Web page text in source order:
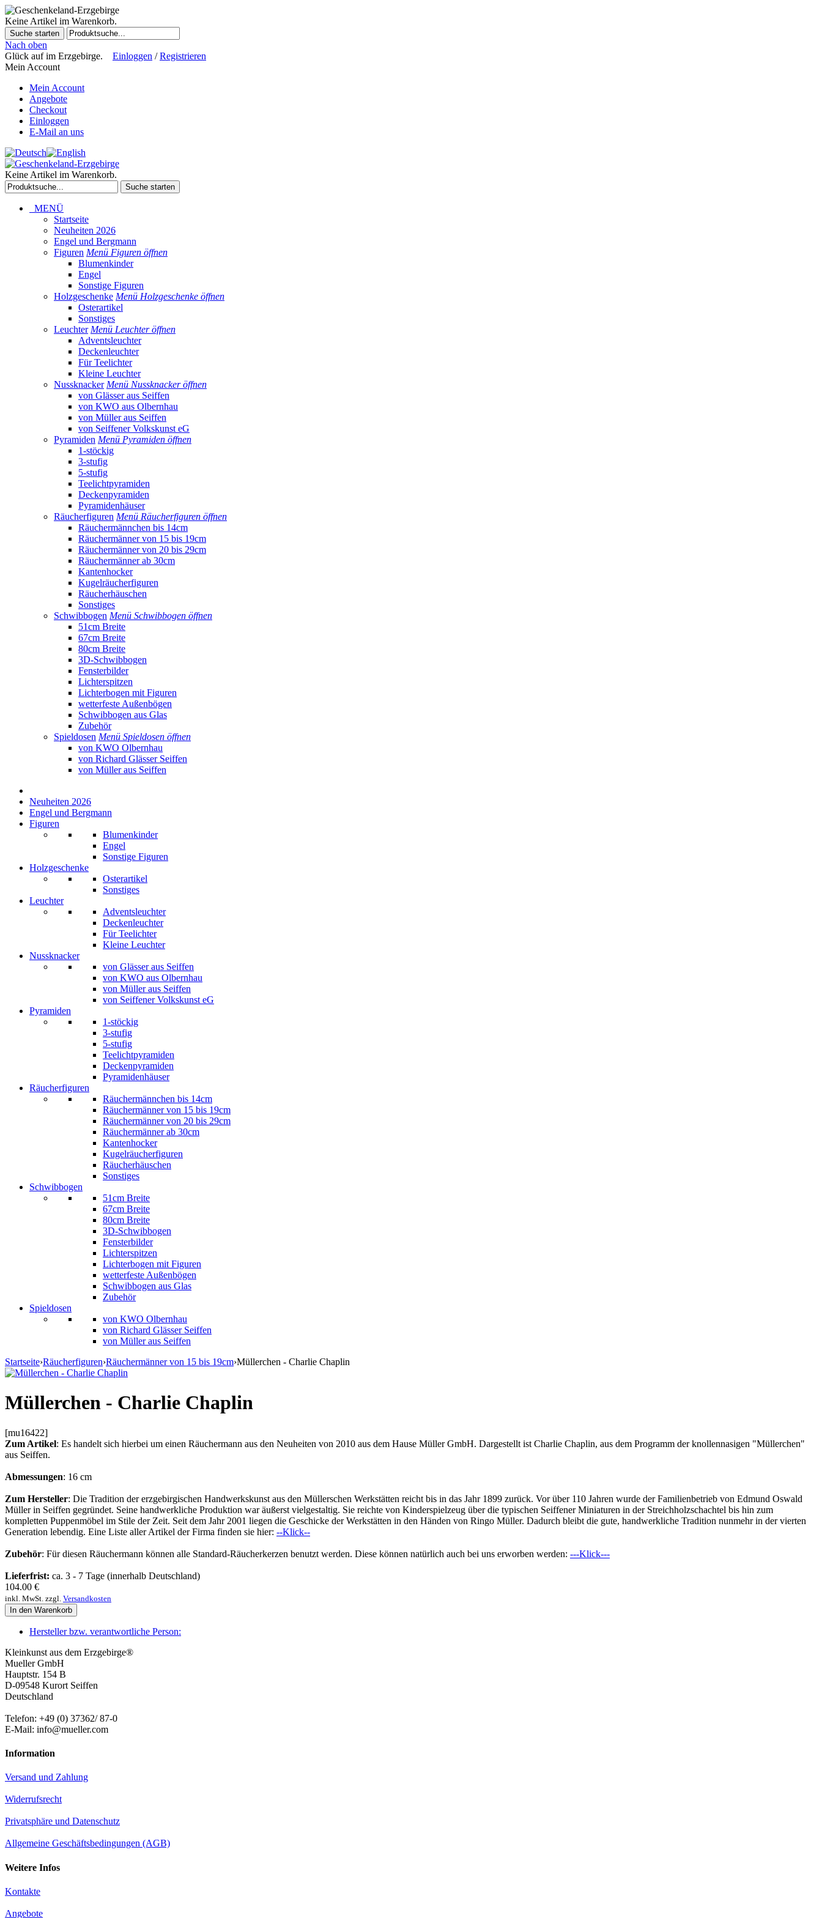
Keine Artikel im Warenkorb.
Suche starten
Nach oben
Glück auf im Erzgebirge.
Einloggen /Registrieren
Mein Account
Mein Account
Angebote
Checkout
Einloggen
E-Mail an uns
Keine Artikel im Warenkorb.
Suche starten
MENÜ
Startseite
Neuheiten 2026
Engel und Bergmann
Figuren Menü Figuren öffnen
Blumenkinder
Engel
Sonstige Figuren
Holzgeschenke Menü Holzgeschenke öffnen
Osterartikel
Sonstiges
Leuchter Menü Leuchter öffnen
Adventsleuchter
Deckenleuchter
Für Teelichter
Kleine Leuchter
Nussknacker Menü Nussknacker öffnen
von Glässer aus Seiffen
von KWO aus Olbernhau
von Müller aus Seiffen
von Seiffener Volkskunst eG
Pyramiden Menü Pyramiden öffnen
1-stöckig
3-stufig
5-stufig
Teelichtpyramiden
Deckenpyramiden
Pyramidenhäuser
Räucherfiguren Menü Räucherfiguren öffnen
Räuchermännchen bis 14cm
Räuchermänner von 15 bis 19cm
Räuchermänner von 20 bis 29cm
Räuchermänner ab 30cm
Kantenhocker
Kugelräucherfiguren
Räucherhäuschen
Sonstiges
Schwibbogen Menü Schwibbogen öffnen
51cm Breite
67cm Breite
80cm Breite
3D-Schwibbogen
Fensterbilder
Lichterspitzen
Lichterbogen mit Figuren
wetterfeste Außenbögen
Schwibbogen aus Glas
Zubehör
Spieldosen Menü Spieldosen öffnen
von KWO Olbernhau
von Richard Glässer Seiffen
von Müller aus Seiffen
Neuheiten 2026
Engel und Bergmann
Figuren
Blumenkinder
Engel
Sonstige Figuren
Holzgeschenke
Osterartikel
Sonstiges
Leuchter
Adventsleuchter
Deckenleuchter
Für Teelichter
Kleine Leuchter
Nussknacker
von Glässer aus Seiffen
von KWO aus Olbernhau
von Müller aus Seiffen
von Seiffener Volkskunst eG
Pyramiden
1-stöckig
3-stufig
5-stufig
Teelichtpyramiden
Deckenpyramiden
Pyramidenhäuser
Räucherfiguren
Räuchermännchen bis 14cm
Räuchermänner von 15 bis 19cm
Räuchermänner von 20 bis 29cm
Räuchermänner ab 30cm
Kantenhocker
Kugelräucherfiguren
Räucherhäuschen
Sonstiges
Schwibbogen
51cm Breite
67cm Breite
80cm Breite
3D-Schwibbogen
Fensterbilder
Lichterspitzen
Lichterbogen mit Figuren
wetterfeste Außenbögen
Schwibbogen aus Glas
Zubehör
Spieldosen
von KWO Olbernhau
von Richard Glässer Seiffen
von Müller aus Seiffen
Startseite›Räucherfiguren›Räuchermänner von 15 bis 19cm›Müllerchen - Charlie Chaplin
Müllerchen - Charlie Chaplin
[mu16422]
Zum Artikel: Es handelt sich hierbei um einen Räuchermann aus den Neuheiten von 2010 aus dem Hause Müller GmbH. Dargestellt ist Charlie Chaplin, aus dem Programm der knollennasigen "Müllerchen"
aus Seiffen.
Abmessungen: 16 cm
Zum Hersteller: Die Tradition der erzgebirgischen Handwerkskunst aus den Müllerschen Werkstätten reicht bis in das Jahr 1899 zurück. Vor über 110 Jahren wurde der Familienbetrieb von Edmund Oswald
Müller in Seiffen gegründet. Seine handwerkliche Produktion war äußerst vielgestaltig. Sie reichte von Kinderspielzeug über die typischen Seiffener Miniaturen in der Streichholzschachtel bis hin zum
kompletten Puppenmöbel im Stile der Zeit. Seit dem Jahr 2001 liegen die Geschicke der Werkstätten in den Händen von Ringo Müller. Dadurch bleibt die gute, handwerkliche Tradition nunmehr in der vierten
Generation lebendig. Eine Liste aller Artikel der Firma finden sie hier: --Klick--
Zubehör: Für diesen Räuchermann können alle Standard-Räucherkerzen benutzt werden. Diese können natürlich auch bei uns erworben werden: ---Klick---
Lieferfrist: ca. 3 - 7 Tage (innerhalb Deutschland)
104.00 €
inkl. MwSt. zzgl. Versandkosten
In den Warenkorb
Hersteller bzw. verantwortliche Person:
Kleinkunst aus dem Erzgebirge®
Mueller GmbH
Hauptstr. 154 B
D-09548 Kurort Seiffen
Deutschland
Telefon: +49 (0) 37362/ 87-0
E-Mail: info@mueller.com
Information
Versand und Zahlung
Widerrufsrecht
Privatsphäre und Datenschutz
Allgemeine Geschäftsbedingungen (AGB)
Weitere Infos
Kontakte
Angebote